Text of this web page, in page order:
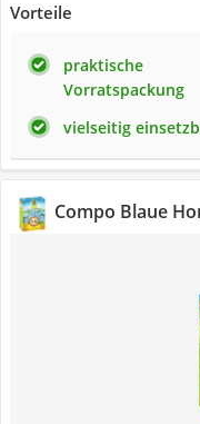
Vorteile
praktische
Vorratspackung
vielseitig
Compo Blaue